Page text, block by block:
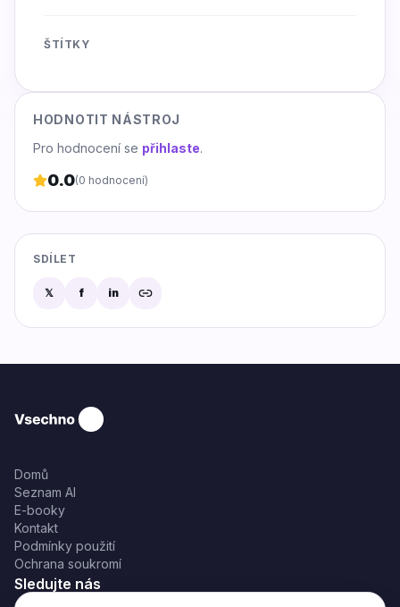
ŠTÍTKY
HODNOTIT NÁSTROJ
Pro hodnocení se přihlaste.
0.0(0 hodnocení)
SDÍLET
𝕏 f in
Domů
Seznam AI
E-booky
Kontakt
Podmínky použití
Ochrana soukromí
Sledujte nás